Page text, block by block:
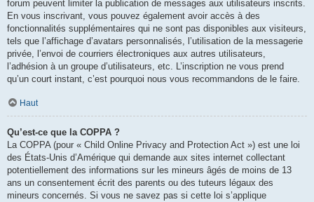
forum peuvent limiter la publication de messages aux utilisateurs inscrits.
En vous inscrivant, vous pouvez également avoir accès à des
fonctionnalités supplémentaires qui ne sont pas disponibles aux visiteurs,
tels que l’affichage d’avatars personnalisés, l’utilisation de la messagerie
privée, l’envoi de courriers électroniques aux autres utilisateurs,
l’adhésion à un groupe d’utilisateurs, etc. L’inscription ne vous prend
qu’un court instant, c’est pourquoi nous vous recommandons de le faire.
Haut
Qu’est-ce que la COPPA ?
La COPPA (pour « Child Online Privacy and Protection Act ») est une loi
des États-Unis d’Amérique qui demande aux sites internet collectant
potentiellement des informations sur les mineurs âgés de moins de 13
ans un consentement écrit des parents ou des tuteurs légaux des
mineurs concernés. Si vous ne savez pas si cette loi s’applique